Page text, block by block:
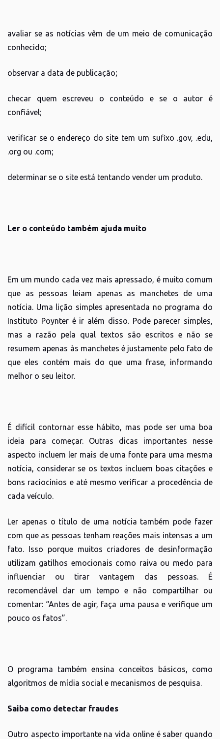
avaliar se as notícias vêm de um meio de comunicação
conhecido;
observar a data de publicação;
checar quem escreveu o conteúdo e se o autor é
confiável;
verificar se o endereço do site tem um sufixo .gov, .edu,
.org ou .com;
determinar se o site está tentando vender um produto.
Ler o conteúdo também ajuda muito
Em um mundo cada vez mais apressado, é muito comum
que as pessoas leiam apenas as manchetes de uma
notícia. Uma lição simples apresentada no programa do
Instituto Poynter é ir além disso. Pode parecer simples,
mas a razão pela qual textos são escritos e não se
resumem apenas às manchetes é justamente pelo fato de
que eles contém mais do que uma frase, informando
melhor o seu leitor.
É difícil contornar esse hábito, mas pode ser uma boa
ideia para começar. Outras dicas importantes nesse
aspecto incluem ler mais de uma fonte para uma mesma
notícia, considerar se os textos incluem boas citações e
bons raciocínios e até mesmo verificar a procedência de
cada veículo.
Ler apenas o título de uma notícia também pode fazer
com que as pessoas tenham reações mais intensas a um
fato. Isso porque muitos criadores de desinformação
utilizam gatilhos emocionais como raiva ou medo para
influenciar ou tirar vantagem das pessoas. É
recomendável dar um tempo e não compartilhar ou
comentar: “Antes de agir, faça uma pausa e verifique um
pouco os fatos”.
O programa também ensina conceitos básicos, como
algoritmos de mídia social e mecanismos de pesquisa.
Saiba como detectar fraudes
Outro aspecto importante na vida online é saber quando